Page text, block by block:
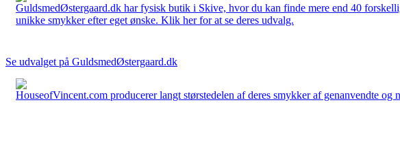
GuldsmedØstergaard.dk har fysisk butik i Skive, hvor du kan finde mere end 40
unikke smykker efter eget ønske. Klik her for at se deres udvalg.
Se udvalget på GuldsmedØstergaard.dk
HouseofVincent.com producerer langt størstedelen af deres smykker af genanvendte